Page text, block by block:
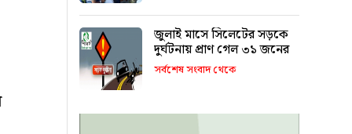
জুলাই মাসে সিলেটের সড়কে
দুর্ঘটনায় প্রাণ গেল ৩১ জনের
সর্বশেষ সংবাদ থেকে